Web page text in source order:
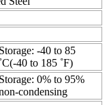
Storage: -40 to 85
˚C(-40 to 185 ˚F)
Storage: 0% to 95%
condensing